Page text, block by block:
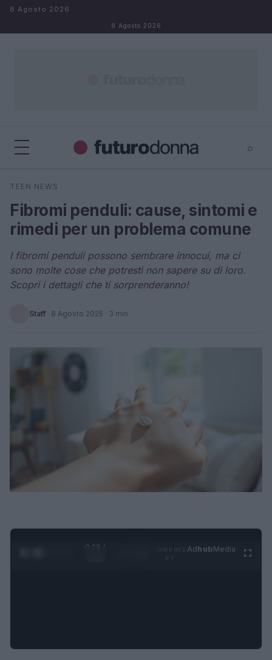
Salta al contenuto
8 Agosto 2026
8 Agosto 2026
⌕
Cerca
TEEN NEWS
Fibromi penduli: cause, sintomi e
rimedi per un problema comune
I fibromi penduli possono sembrare innocui, ma ci
sono molte cose che potresti non sapere su di loro.
Scopri i dettagli che ti sorprenderanno!
Staff · 8 Agosto 2025 · 3 min
0:29 /
AdhubMedia